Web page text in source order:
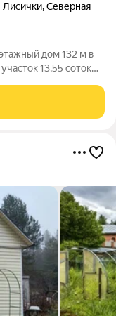
,Северная
дом 132 м в
13,55 соток
центр дома: